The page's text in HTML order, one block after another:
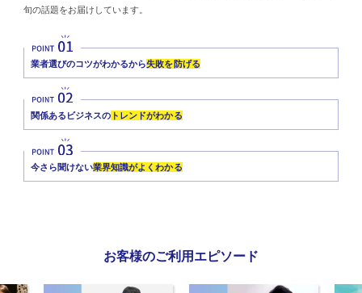
旬の話題をお届けしています。
業者選びのコツがわかるから失敗を防げる
関係あるビジネスの トレンドがわかる
今さら聞けない業界知識がよくわかる
お客様のご利用エピソード